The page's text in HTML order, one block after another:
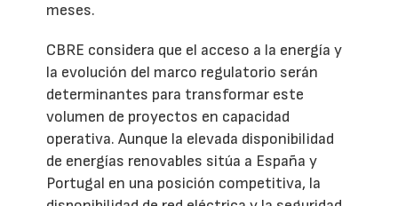
meses.
CBRE considera que el acceso a la energía y
la evolución del marco regulatorio serán
determinantes para transformar este
volumen de proyectos en capacidad
operativa. Aunque la elevada disponibilidad
de energías renovables sitúa a España y
Portugal en una posición competitiva, la